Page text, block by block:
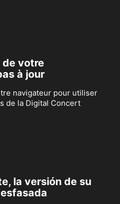
de votre
à jour
navigateur pour utiliser
de la Digital Concert
la versión de su